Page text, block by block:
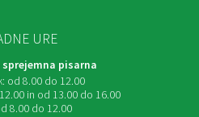
URE
sprejemna pisarna
od 8.00 do 12.00
in od 13.00 do 16.00
8.00 do 12.00